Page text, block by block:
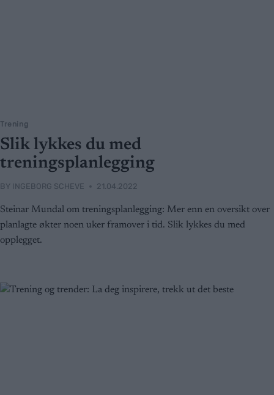
Trening
Slik lykkes du med
treningsplanlegging
BY INGEBORG SCHEVE 21.04.2022
Steinar Mundal om treningsplanlegging: Mer enn en oversikt over
planlagte økter noen uker framover i tid. Slik lykkes du med
opplegget.